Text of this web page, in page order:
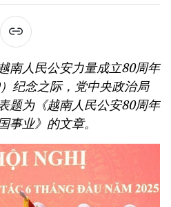
南人民公安力量成立80周年
纪念之际，党中央政治局
题为《越南人民公安80周年
事业》的文章。